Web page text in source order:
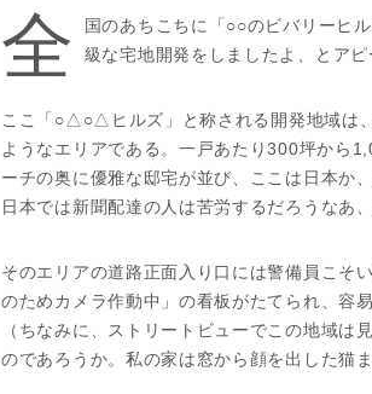
全
国のあちこちに「○○のビバリーヒ
級な宅地開発をしましたよ、とア
ここ「○△○△ヒルズ」と称される開発地域は
ようなエリアである。一戸あたり300坪から
ーチの奥に優雅な邸宅が並び、ここは日本か
日本では新聞配達の人は苦労するだろうなあ
そのエリアの道路正面入り口には警備員こそ
のためカメラ作動中」の看板がたてられ、容
（ちなみに、ストリートビューでこの地域は
のであろうか。私の家は窓から顔を出した猫